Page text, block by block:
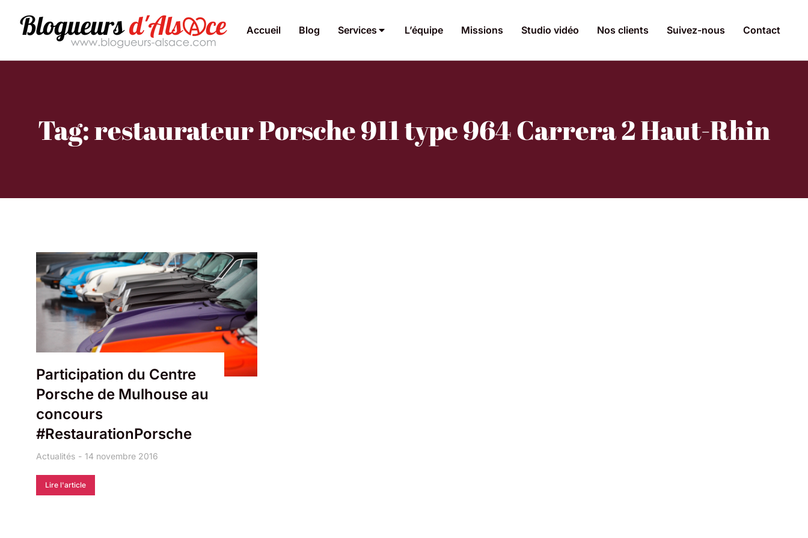
Accueil Blog Services L’équipe Missions Studio vidéo Nos clients Suivez-nous Contact
Tag: restaurateur Porsche 911 type 964 Carrera 2 Haut-Rhin
Participation du Centre
Porsche de Mulhouse au
concours
#RestaurationPorsche
Actualités 14 novembre 2016
Lire l'article